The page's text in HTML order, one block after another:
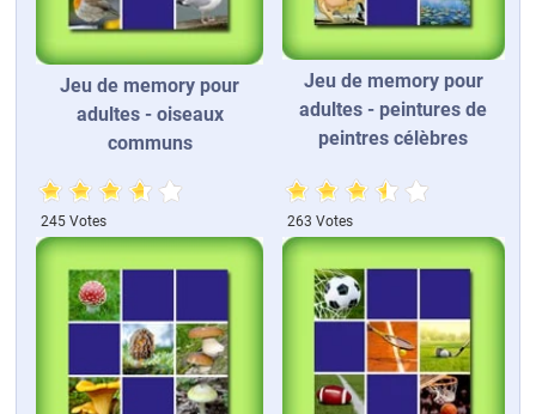
Jeu de memory pour
adultes - oiseaux
communs
Jeu de memory pour
adultes - peintures de
peintres célèbres
245 Votes 263 Votes